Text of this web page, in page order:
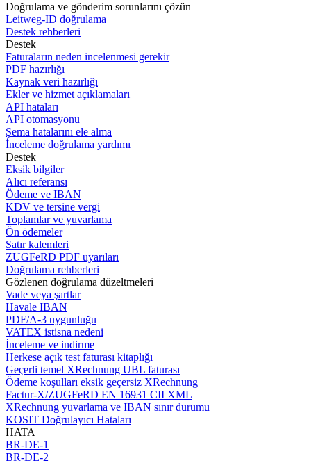
Doğrulama ve gönderim sorunlarını çözün
Leitweg-ID doğrulama
Destek rehberleri
Destek
Faturaların neden incelenmesi gerekir
PDF hazırlığı
Kaynak veri hazırlığı
Ekler ve hizmet açıklamaları
API hataları
API otomasyonu
Şema hatalarını ele alma
İnceleme doğrulama yardımı
Destek
Eksik bilgiler
Alıcı referansı
Ödeme ve IBAN
KDV ve tersine vergi
Toplamlar ve yuvarlama
Ön ödemeler
Satır kalemleri
ZUGFeRD PDF uyarıları
Doğrulama rehberleri
Gözlenen doğrulama düzeltmeleri
Vade veya şartlar
Havale IBAN
PDF/A-3 uygunluğu
VATEX istisna nedeni
İnceleme ve indirme
Herkese açık test faturası kitaplığı
Geçerli temel XRechnung UBL faturası
Ödeme koşulları eksik geçersiz XRechnung
Factur-X/ZUGFeRD EN 16931 CII XML
XRechnung yuvarlama ve IBAN sınır durumu
KOSIT Doğrulayıcı Hataları
HATA
BR-DE-1
BR-DE-2